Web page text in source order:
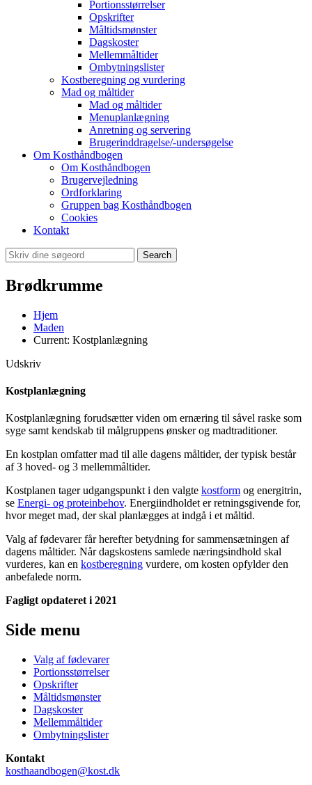
Portionsstørrelser
Opskrifter
Måltidsmønster
Dagskoster
Mellemmåltider
Ombytningslister
Kostberegning og vurdering
Mad og måltider
Mad og måltider
Menuplanlægning
Anretning og servering
Brugerinddragelse/-undersøgelse
Om Kosthåndbogen
Om Kosthåndbogen
Brugervejledning
Ordforklaring
Gruppen bag Kosthåndbogen
Cookies
Kontakt
Search
Brødkrumme
Hjem
Maden
Current: Kostplanlægning
Udskriv
Kostplanlægning
Kostplanlægning forudsætter viden om ernæring til såvel raske som
syge samt kendskab til målgruppens ønsker og madtraditioner.
En kostplan omfatter mad til alle dagens måltider, der typisk består
af 3 hoved- og 3 mellemmåltider.
Kostplanen tager udgangspunkt i den valgte kostform og energitrin,
se Energi- og proteinbehov. Energiindholdet er retningsgivende for,
hvor meget mad, der skal planlægges at indgå i et måltid.
Valg af fødevarer får herefter betydning for sammensætningen af
dagens måltider. Når dagskostens samlede næringsindhold skal
vurderes, kan en kostberegning vurdere, om kosten opfylder den
anbefalede norm.
Fagligt opdateret i 2021
Side menu
Valg af fødevarer
Portionsstørrelser
Opskrifter
Måltidsmønster
Dagskoster
Mellemmåltider
Ombytningslister
Kontakt
kosthaandbogen@kost.dk